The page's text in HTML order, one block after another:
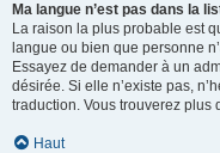
Ma langue n’est pas dans la
La raison la plus probable est
langue ou bien que personne
Essayez de demander à un
désirée. Si elle n’existe pas,
traduction. Vous trouverez plus
Haut